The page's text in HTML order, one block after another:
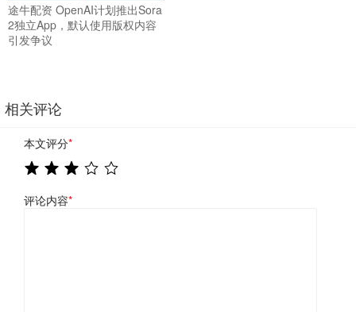
途牛配资 OpenAI计划推出Sora
2独立App，默认使用版权内容
引发争议
相关评论
本文评分*
评论内容*